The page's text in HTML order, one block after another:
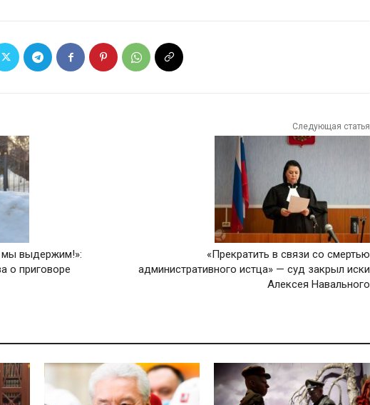
мы выдержим!»:
о приговоре
Следующая статья
«Прекратить в связи со смертью
административного истца» — суд закрыл иски
Алексея Навального